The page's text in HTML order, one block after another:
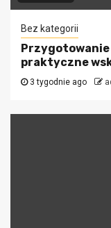
Bez kategorii
Przygotowanie
praktyczne
3 tygodnie ago